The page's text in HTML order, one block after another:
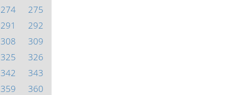
274
275
291
292
308
309
325
326
342
343
359
360